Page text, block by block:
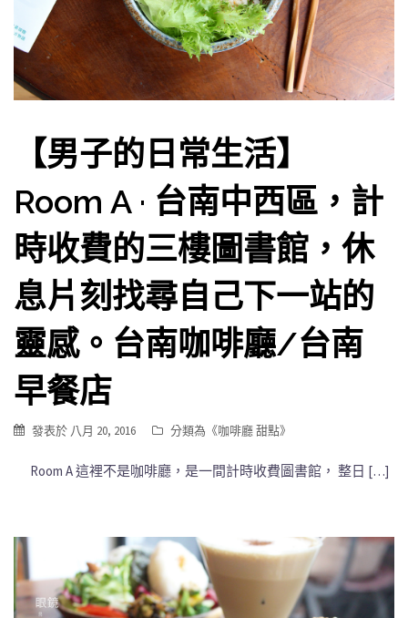
【男子的日常生活】
Room A · 台南中西區，計
時收費的三樓圖書館，休
息片刻找尋自己下一站的
靈感。台南咖啡廳/台南
早餐店
發表於 八月 20, 2016 分類為《咖啡廳 甜點》
Room A 這裡不是咖啡廳，是一間計時收費圖書館， 整日 […]